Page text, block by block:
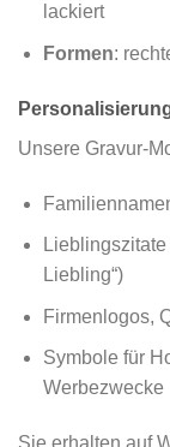
lackiert
Formen:
Unsere Gravur-
Lieblingszitate
Liebling“)
Firmenlogos,
Symbole für
Werbezwecke